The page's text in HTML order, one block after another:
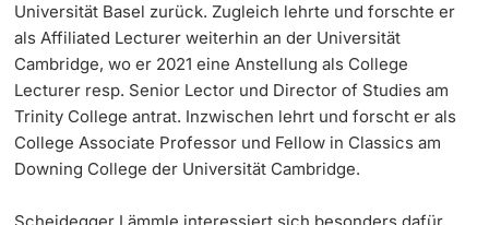
Universität Basel zurück. Zugleich lehrte und forschte er
als Affiliated Lecturer weiterhin an der Universität
Cambridge, wo er 2021 eine Anstellung als College
Lecturer resp. Senior Lector und Director of Studies am
Trinity College antrat. Inzwischen lehrt und forscht er als
College Associate Professor und Fellow in Classics am
Downing College der Universität Cambridge.